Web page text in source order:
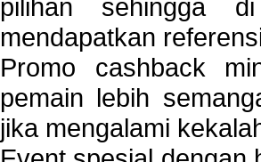
pilihan sehingga
mendapatkan
Promo cashback
pemain lebih
jika mengalami